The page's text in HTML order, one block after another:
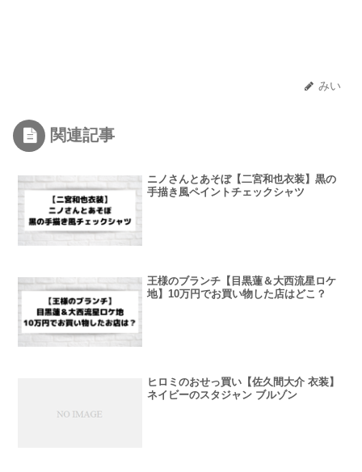
みい
関連記事
ニノさんとあそぼ【二宮和也衣装】黒の
手描き風ペイントチェックシャツ
王様のブランチ【目黒蓮＆大西流星ロケ
地】10万円でお買い物した店はどこ？
ヒロミのおせっ買い【佐久間大介 衣装】
ネイビーのスタジャン ブルゾン